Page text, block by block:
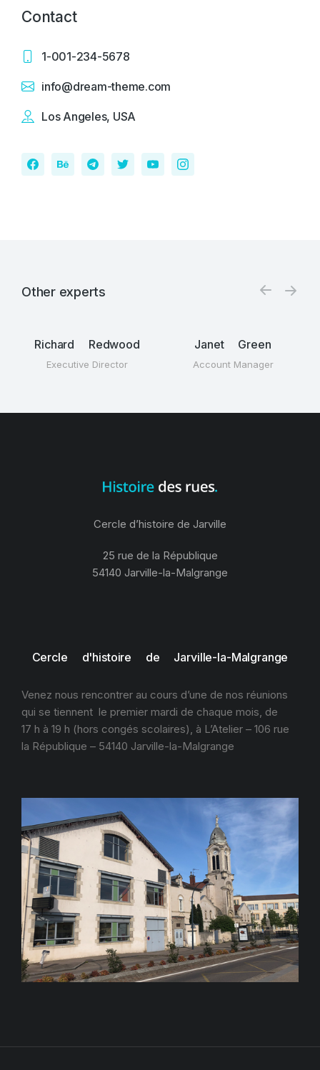
Contact
1-001-234-5678
info@dream-theme.com
Los Angeles, USA
Other experts
Richard Redwood
Executive Director
Janet Green
Account Manager
Cercle d’histoire de Jarville
25 rue de la République
54140 Jarville-la-Malgrange
Cercle d'histoire de Jarville-la-Malgrange
Venez nous rencontrer au cours d’une de nos réunions
qui se tiennent le premier mardi de chaque mois, de
17 h à 19 h (hors congés scolaires), à L’Atelier – 106 rue
la République – 54140 Jarville-la-Malgrange